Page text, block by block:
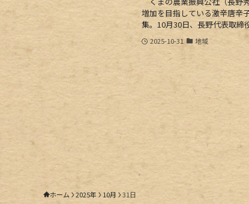
増加を目指している激辛唐辛
集。10月30日、長野代表取締
2025-10-31 地域
ホーム 2025年 10月 31日